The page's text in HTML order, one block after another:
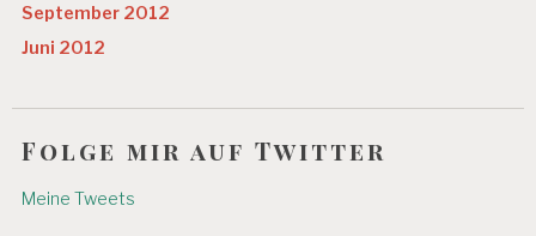
September 2012
Juni 2012
Folge mir auf Twitter
Meine Tweets